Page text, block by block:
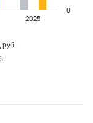
2025
0
руб.